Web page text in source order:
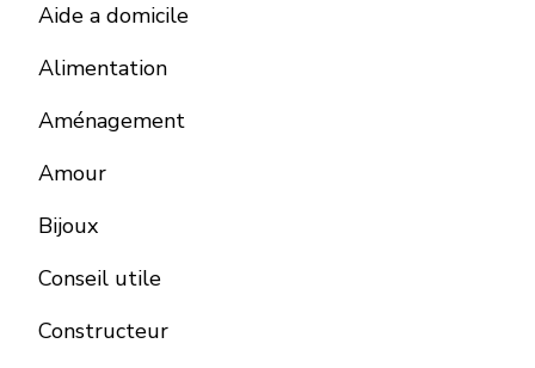
Aide a domicile
Alimentation
Aménagement
Amour
Bijoux
Conseil utile
Constructeur